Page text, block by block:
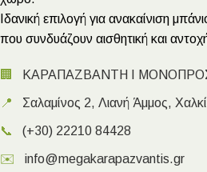
Ιδανική επιλογή για ανακαίνιση
που συνδυάζουν αισθητική και
🏢 ΚΑΡΑΠΑΖΒΑΝΤΗ Ι
📍 Σαλαμίνος 2, Λιανή Άμμος,
📞 (+30) 22210 84428
✉️ info@megakarapazvantis.gr